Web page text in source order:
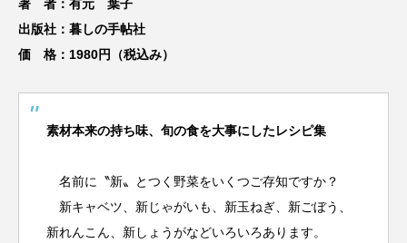
著 者：有元 葉子
出版社：暮しの手帖社
価 格：1980円（税込み）
素材本来の持ち味、旬の食を大事にしたレシピ集
名前に〝新〟とつく野菜をいくつご存知ですか？
新キャベツ、新じゃがいも、新玉ねぎ、新ごぼう、
新れんこん、新しょうがなどいろいろあります。